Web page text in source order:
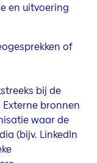
en uitvoering
of
bij de
bronnen
waar de
(bijv. LinkedIn